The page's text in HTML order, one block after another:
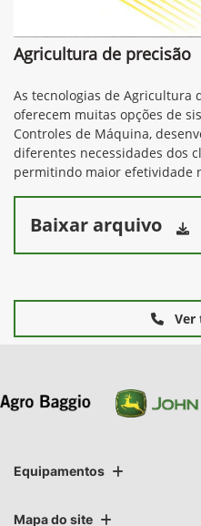
Agricultura de precisão
As tecnologias de Agricultura
oferecem muitas opções de
Controles de Máquina,
diferentes necessidades dos
permitindo maior efetividade
Baixar arquivo
Ver
Equipamentos
Mapa do site